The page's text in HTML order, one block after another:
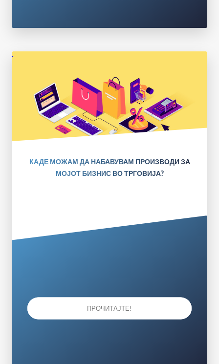
КАДЕ МОЖАМ ДА НАБАВУВАМ ПРОИЗВОДИ ЗА
МОЈОТ БИЗНИС ВО ТРГОВИЈА?
ПРОЧИТАЈТЕ!